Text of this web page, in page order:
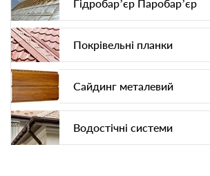
Гідробар’єр Паробар’єр
Покрівельні планки
Сайдинг металевий
Водостічні системи